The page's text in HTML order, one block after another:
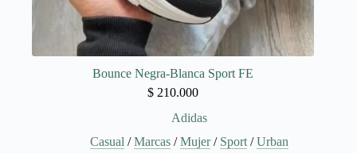
Bounce Negra-Blanca Sport FE
$ 210.000
Adidas
Casual /Marcas/Mujer/ Sport/Urban